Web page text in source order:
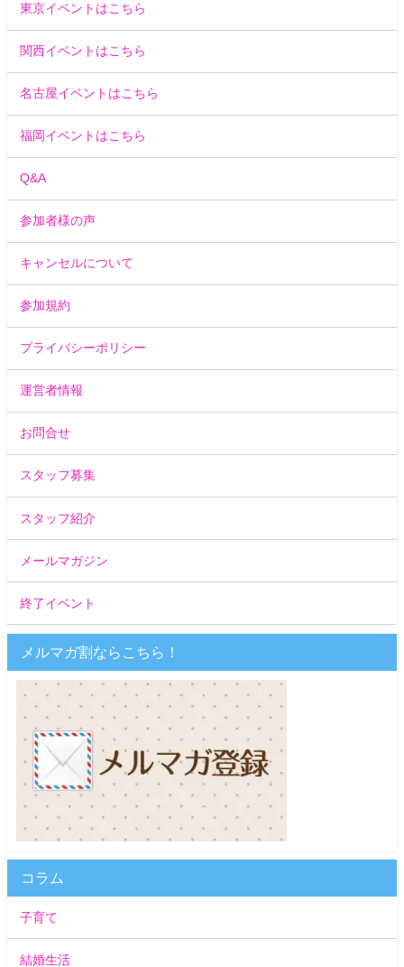
東京イベントはこちら
関西イベントはこちら
名古屋イベントはこちら
福岡イベントはこちら
Q&A
参加者様の声
キャンセルについて
参加規約
プライバシーポリシー
運営者情報
お問合せ
スタッフ募集
スタッフ紹介
メールマガジン
終了イベント
メルマガ割ならこちら！
コラム
子育て
結婚生活